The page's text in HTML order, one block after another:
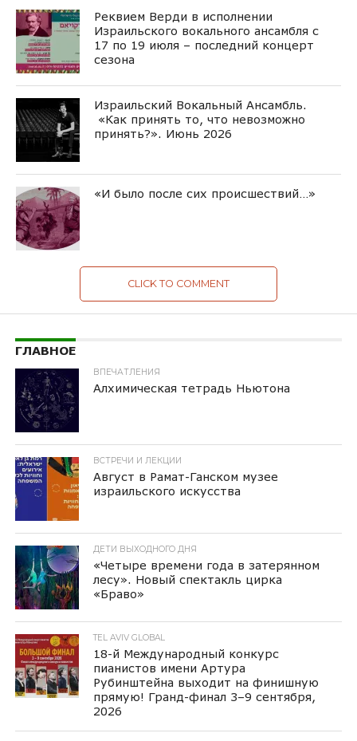
Реквием Верди в исполнении
Израильского вокального ансамбля с
17 по 19 июля – последний концерт
сезона
Израильский Вокальный Ансамбль.
«Как принять то, что невозможно
принять?». Июнь 2026
«И было после сих происшествий…»
CLICK TO COMMENT
ГЛАВНОЕ
ВПЕЧАТЛЕНИЯ
Алхимическая тетрадь Ньютона
ВСТРЕЧИ И ЛЕКЦИИ
Август в Рамат-Ганском музее
израильского искусства
ДЕТИ ВЫХОДНОГО ДНЯ
«Четыре времени года в затерянном
лесу». Новый спектакль цирка
«Браво»
TEL AVIV GLOBAL
18-й Международный конкурс
пианистов имени Артура
Рубинштейна выходит на финишную
прямую! Гранд-финал 3–9 сентября,
2026